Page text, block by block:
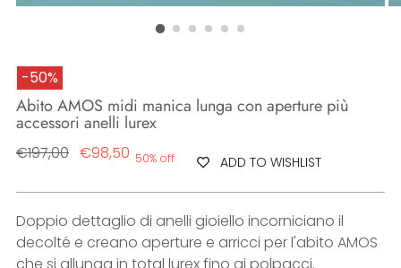
-50%
Abito AMOS midi manica lunga con aperture più
accessori anelli lurex
Regular
€197,00 €98,50 50% off ADD TO WISHLIST
Doppio dettaglio di anelli gioiello incorniciano il
decolté e creano aperture e arricci per l'abito AMOS